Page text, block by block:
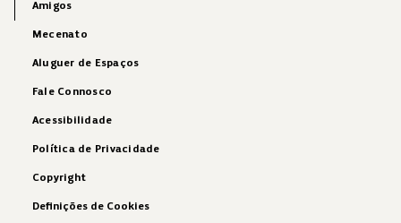
Amigos
Mecenato
Aluguer de Espaços
Fale Connosco
Acessibilidade
Política de Privacidade
Copyright
Definições de Cookies